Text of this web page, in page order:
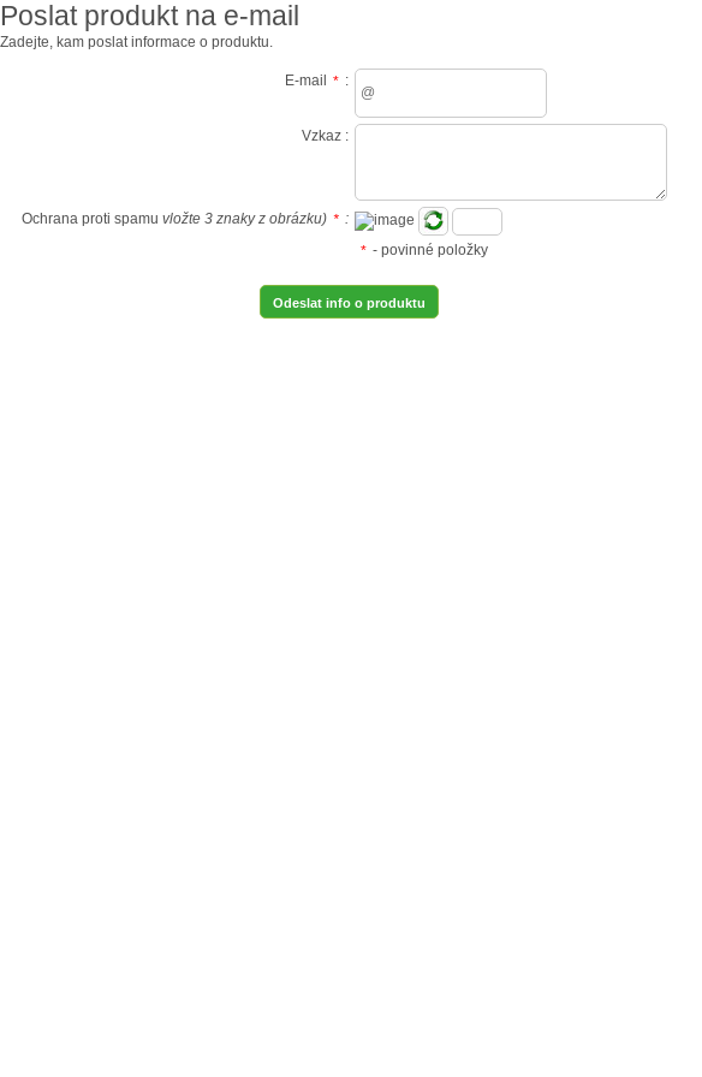
Poslat produkt na e-mail
Zadejte, kam poslat informace o produktu.
E-mail * :
Vzkaz :
Ochrana proti spamu vložte 3 znaky z obrázku) * :
* - povinné položky